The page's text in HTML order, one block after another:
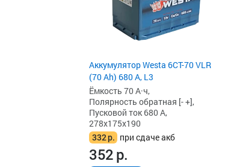
Аккумулятор Westa 6СТ-70 VLR
(70 Ah) 680 А, L3
Ёмкость 70 А·ч,
Полярность обратная [- +],
Пусковой ток 680 А,
278x175x190
332р. при сдаче акб
352р.